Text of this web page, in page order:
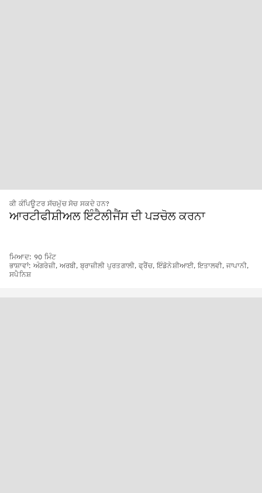
ਕੀ ਕੰਪਿਊਟਰ ਸੱਚਮੁੱਚ ਸੋਚ ਸਕਦੇ ਹਨ?
ਆਰਟੀਫੀਸ਼ੀਅਲ ਇੰਟੈਲੀਜੈਂਸ ਦੀ ਪੜਚੋਲ ਕਰਨਾ
ਮਿਆਦ: 90 ਮਿੰਟ
ਭਾਸ਼ਾਵਾਂ: ਅੰਗਰੇਜ਼ੀ, ਅਰਬੀ, ਬ੍ਰਾਜ਼ੀਲੀ ਪੁਰਤਗਾਲੀ, ਫ੍ਰੈਂਚ, ਇੰਡੋਨੇਸ਼ੀਆਈ, ਇਤਾਲਵੀ, ਜਾਪਾਨੀ,
ਸਪੈਨਿਸ਼